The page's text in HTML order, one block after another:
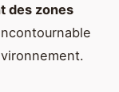
des zones